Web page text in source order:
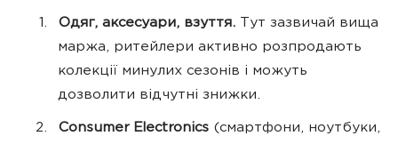
Одяг, аксесуари, взуття. Тут зазвичай вища
маржа, ритейлери активно розпродають
колекції минулих сезонів і можуть
дозволити відчутні знижки.
Consumer Electronics (смартфони, ноутбуки,